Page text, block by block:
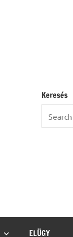
Keresés
for:
ELÜGY